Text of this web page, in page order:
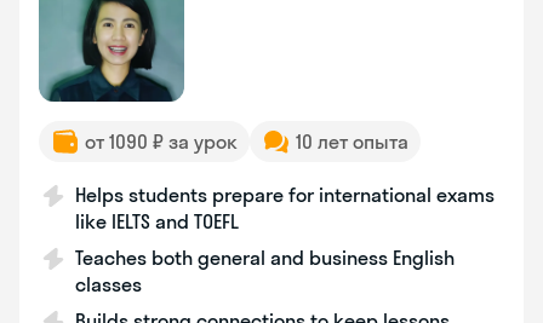
от 1090 ₽ за урок 10 лет опыта
Helps students prepare for international exams
like IELTS and TOEFL
Teaches both general and business English
classes